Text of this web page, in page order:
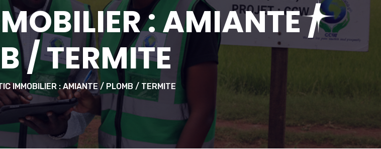
: AMIANTE /
/ TERMITE
IMMOBILIER : AMIANTE / PLOMB / TERMITE